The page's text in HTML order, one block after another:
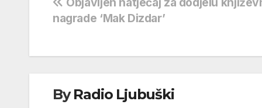
Navigacija
objava
nagrade ‘Mak Dizdar’
ByRadio Ljubuški